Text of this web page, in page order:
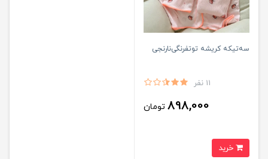
سه‌تیکه کریشه توتفرنگی‌نارنجی
11 نفر
898,000 تومان